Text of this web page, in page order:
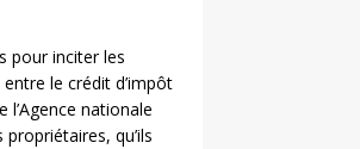
pour inciter les
le crédit d’impôt
l’Agence nationale
qu’ils